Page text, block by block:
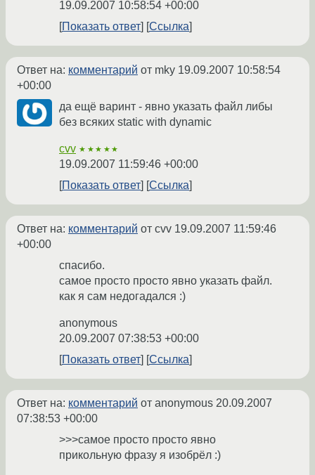
19.09.2007 10:58:54 +00:00
Показать ответ
Ссылка
Ответ на: комментарий от mky 19.09.2007 10:58:54
+00:00
да ещё варинт - явно указать файл либы
без всяких static with dynamic
cvv ★★★★★
19.09.2007 11:59:46 +00:00
Показать ответ
Ссылка
Ответ на: комментарий от cvv 19.09.2007 11:59:46
+00:00
спасибо.
самое просто просто явно указать файл.
как я сам недогадался :)
anonymous
20.09.2007 07:38:53 +00:00
Показать ответ
Ссылка
Ответ на: комментарий от anonymous 20.09.2007
07:38:53 +00:00
>>>самое просто просто явно
прикольную фразу я изобрёл :)